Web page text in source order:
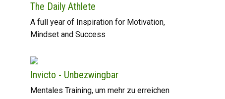
The Daily Athlete
A full year of Inspiration for Motivation,
Mindset and Success
Invicto - Unbezwingbar
Mentales Training, um mehr zu erreichen